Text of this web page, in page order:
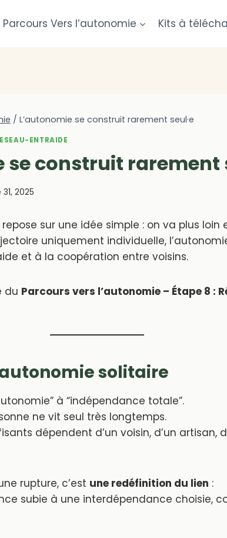
Parcours Vers l’autonomie Kits à
/ L’autonomie se construit rarement seul·e
ENTRAIDE
se construit rarement
2025
repose sur une idée simple : on va plus loin
uniquement individuelle,
et à la coopération entre voisins.
du Parcours vers l’autonomie – Étape 8 :
solitaire
à “indépendance totale”.
ne vit seul très longtemps.
dépendent d’un voisin, d’un artisan,
rupture, c’est une redéfinition du lien :
subie à une interdépendance choisie,